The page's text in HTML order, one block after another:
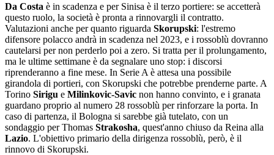
Da Costa è in scadenza e per Sinisa è il terzo portiere: se accetterà
questo ruolo, la società è pronta a rinnovargli il contratto.
Valutazioni anche per quanto riguarda Skorupski: l'estremo
difensore polacco andrà in scadenza nel 2023, e i rossoblù dovranno
cautelarsi per non perderlo poi a zero. Si tratta per il prolungamento,
ma le ultime settimane è da segnalare uno stop: i discorsi
riprenderanno a fine mese. In Serie A è attesa una possibile
girandola di portieri, con Skorupski che potrebbe prenderne parte. A
Torino Sirigu e Milinkovic-Savic non hanno convinto, e i granata
guardano proprio al numero 28 rossoblù per rinforzare la porta. In
caso di partenza, il Bologna si sarebbe già tutelato, con un
sondaggio per Thomas Strakosha, quest'anno chiuso da Reina alla
Lazio. L'obiettivo primario della dirigenza rossoblù, però, è il
rinnovo di Skorupski.